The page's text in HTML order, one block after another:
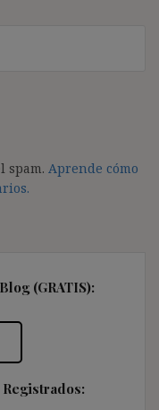
spam. Aprende cómo
(GRATIS):